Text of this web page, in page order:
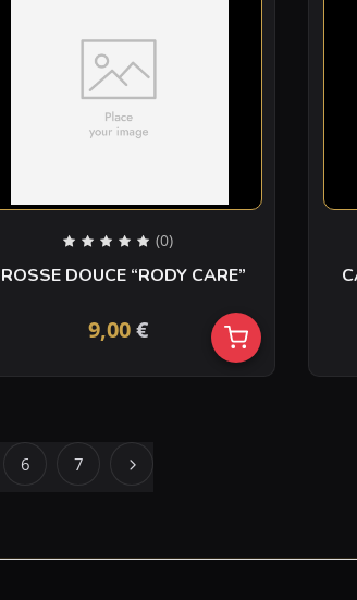
(0)
DOUCE “RODY CARE”
9,00€
6 7